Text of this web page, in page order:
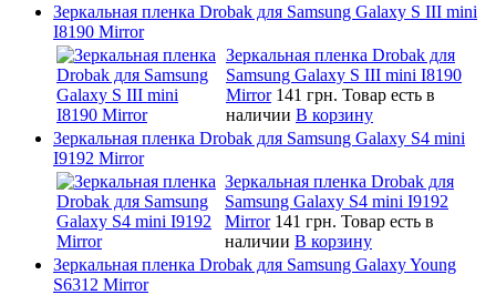
Зеркальная пленка Drobak для Samsung Galaxy S III mini
I8190 Mirror
Зеркальная пленка Drobak для
Samsung Galaxy S III mini I8190
Mirror 141 грн. Товар есть в
наличии В корзину
Зеркальная пленка Drobak для Samsung Galaxy S4 mini
I9192 Mirror
Зеркальная пленка Drobak для
Samsung Galaxy S4 mini I9192
Mirror 141 грн. Товар есть в
наличии В корзину
Зеркальная пленка Drobak для Samsung Galaxy Young
S6312 Mirror